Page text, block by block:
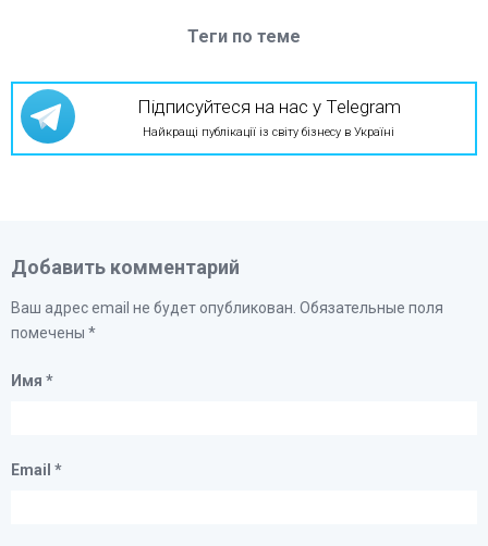
Теги по теме
Підписуйтеся на нас у Telegram
Найкращі публікації із світу бізнесу в Україні
Добавить комментарий
Ваш адрес email не будет опубликован. Обязательные поля
помечены *
Имя *
Email *